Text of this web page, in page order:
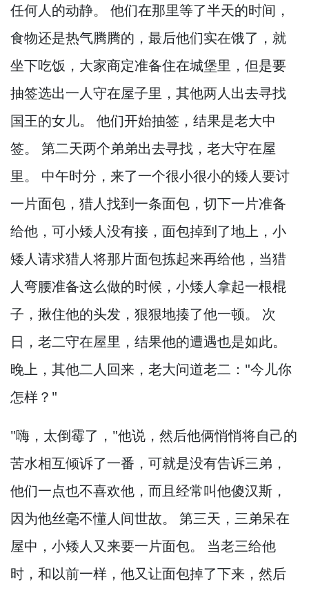
任何人的动静。
他们在那里等了半天的时间，
食物还是热气腾腾的， 最后他们实在饿了， 就
坐下吃饭， 大家商定准备住在城堡里， 但是要
抽签选出一人守在屋子里， 其他两人出去寻找
国王的女儿。
他们开始抽签， 结果是老大中
签。
第二天两个弟弟出去寻找， 老大守在屋
里。
中午时分， 来了一个很小很小的矮人要讨
一片面包， 猎人找到一条面包， 切下一片准备
给他， 可小矮人没有接， 面包掉到了地上， 小
矮人请求猎人将那片面包拣起来再给他， 当猎
人弯腰准备这么做的时候， 小矮人拿起一根棍
子， 揪住他的头发， 狠狠地揍了他一顿。
次
日， 老二守在屋里， 结果他的遭遇也是如此。
晚上， 其他二人回来， 老大问道老二："今儿你
怎样？ "
"嗨， 太倒霉了， "他说， 然后他俩悄悄将自己的
苦水相互倾诉了一番， 可就是没有告诉三弟，
他们一点也不喜欢他， 而且经常叫他傻汉斯，
因为他丝毫不懂人间世故。
第三天， 三弟呆在
屋中， 小矮人又来要一片面包。
当老三给他
时， 和以前一样， 他又让面包掉了下来， 然后